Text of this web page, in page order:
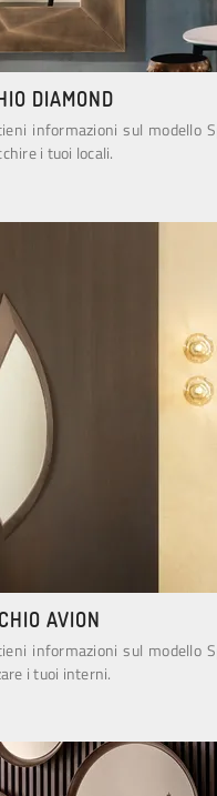
DIAMOND
informazioni sul modello
i tuoi locali.
AVION
informazioni sul modello
i tuoi interni.